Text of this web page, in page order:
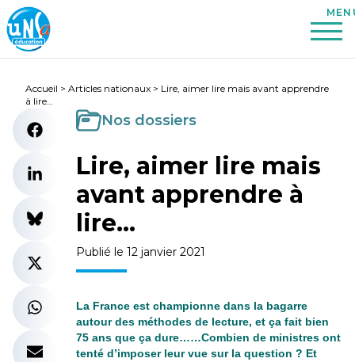
Accueil > Articles nationaux > Lire, aimer lire mais avant apprendre
à lire…
Nos dossiers
Lire, aimer lire mais
avant apprendre à
lire…
Publié le 12 janvier 2021
La France est championne dans la bagarre
autour des méthodes de lecture, et ça fait bien
75 ans que ça dure……Combien de ministres ont
tenté d’imposer leur vue sur la question ? Et